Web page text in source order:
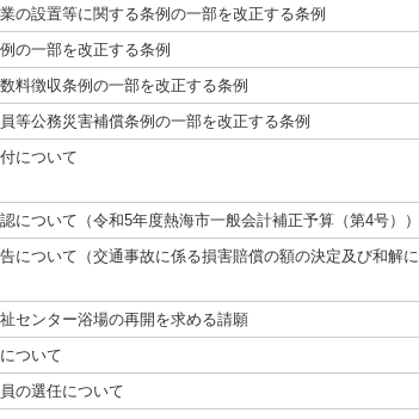
の設置等に関する条例の一部を改正する条例
の一部を改正する条例
料徴収条例の一部を改正する条例
等公務災害補償条例の一部を改正する条例
について
について（令和5年度熱海市一般会計補正予算（第4号））
について（交通事故に係る損害賠償の額の決定及び和解に
センター浴場の再開を求める請願
ついて
の選任について